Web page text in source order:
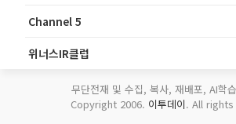
Channel 5
위너스IR클럽
무단전재 및 수집, 복사, 재배포, AI학
Copyright 2006. 이투데이. All